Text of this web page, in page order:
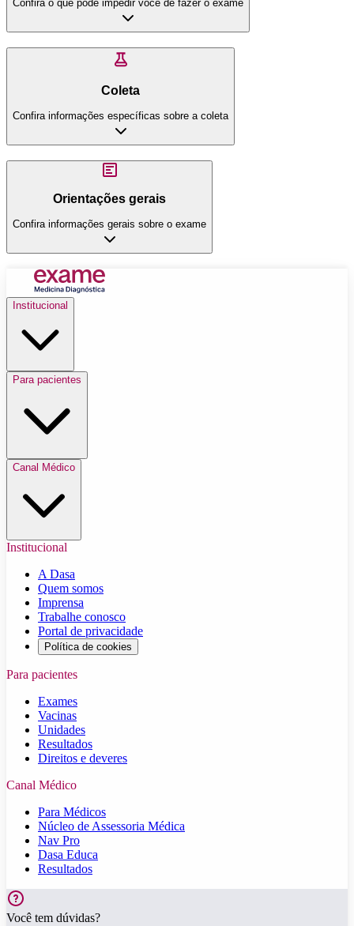
Confira o que pode impedir você de fazer o exame
Coleta
Confira informações específicas sobre a coleta
Orientações gerais
Confira informações gerais sobre o exame
Institucional
Para pacientes
Canal Médico
Institucional
A Dasa
Quem somos
Imprensa
Trabalhe conosco
Portal de privacidade
Política de cookies
Para pacientes
Exames
Vacinas
Unidades
Resultados
Direitos e deveres
Canal Médico
Para Médicos
Núcleo de Assessoria Médica
Nav Pro
Dasa Educa
Resultados
Você tem dúvidas?